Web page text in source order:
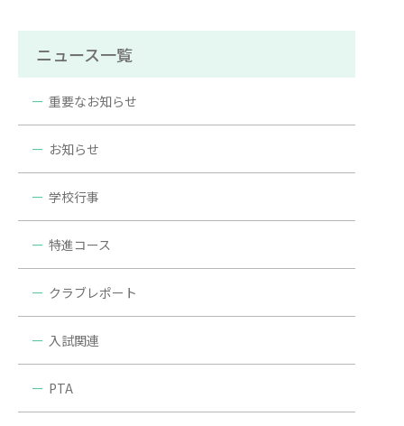
ニュース一覧
重要なお知らせ
お知らせ
学校行事
特進コース
クラブレポート
入試関連
PTA